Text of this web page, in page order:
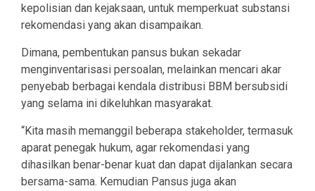
kepolisian dan kejaksaan, untuk memperkuat substansi
rekomendasi yang akan disampaikan.
Dimana, pembentukan pansus bukan sekadar
menginventarisasi persoalan, melainkan mencari akar
penyebab berbagai kendala distribusi BBM bersubsidi
yang selama ini dikeluhkan masyarakat.
“Kita masih memanggil beberapa stakeholder, termasuk
aparat penegak hukum, agar rekomendasi yang
dihasilkan benar-benar kuat dan dapat dijalankan secara
bersama-sama. Kemudian Pansus juga akan